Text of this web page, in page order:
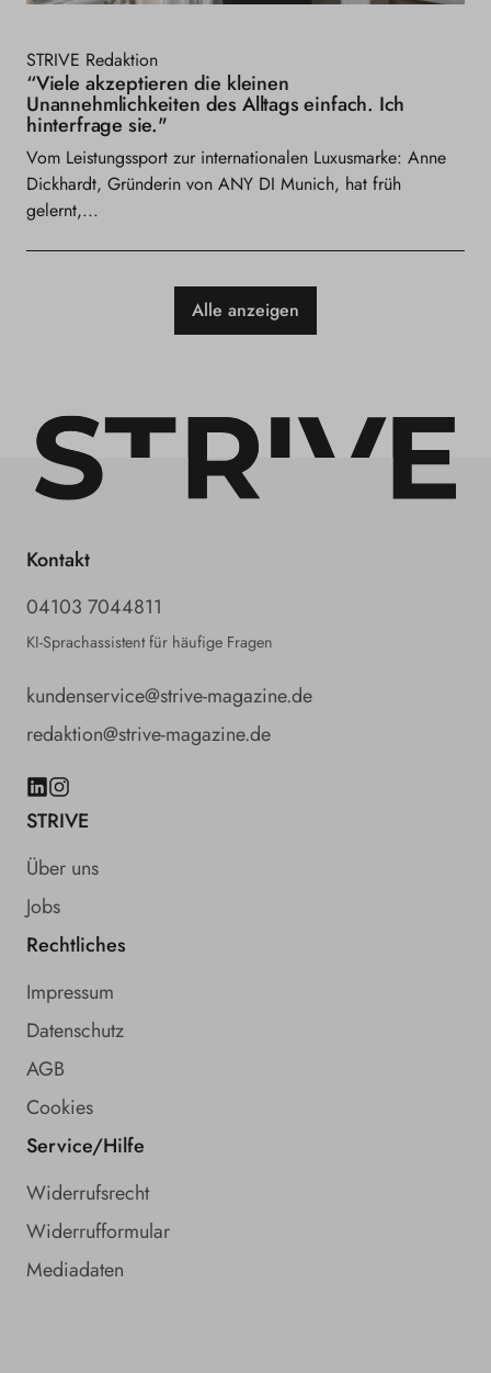
STRIVE Redaktion
“Viele akzeptieren die kleinen
Unannehmlichkeiten des Alltags einfach. Ich
hinterfrage sie."
Vom Leistungssport zur internationalen Luxusmarke: Anne
Dickhardt, Gründerin von ANY DI Munich, hat früh
gelernt,...
Alle anzeigen
Kontakt
04103 7044811
KI-Sprachassistent für häufige Fragen
kundenservice@strive-magazine.de
redaktion@strive-magazine.de
LinkedIn
Instagram
STRIVE
Über uns
Jobs
Rechtliches
Impressum
Datenschutz
AGB
Cookies
Service/Hilfe
Widerrufsrecht
Widerrufformular
Mediadaten